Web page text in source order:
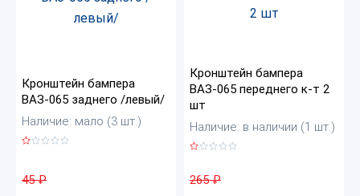
Кронштейн бампера
ВАЗ-065 заднего /левый/
Наличие: мало (3 шт.)
45₽
Кронштейн бампера
ВАЗ-065 переднего к-т 2
шт
Наличие: в наличии (1 шт.)
265₽